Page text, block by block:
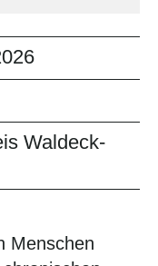
Waldeck-
Menschen